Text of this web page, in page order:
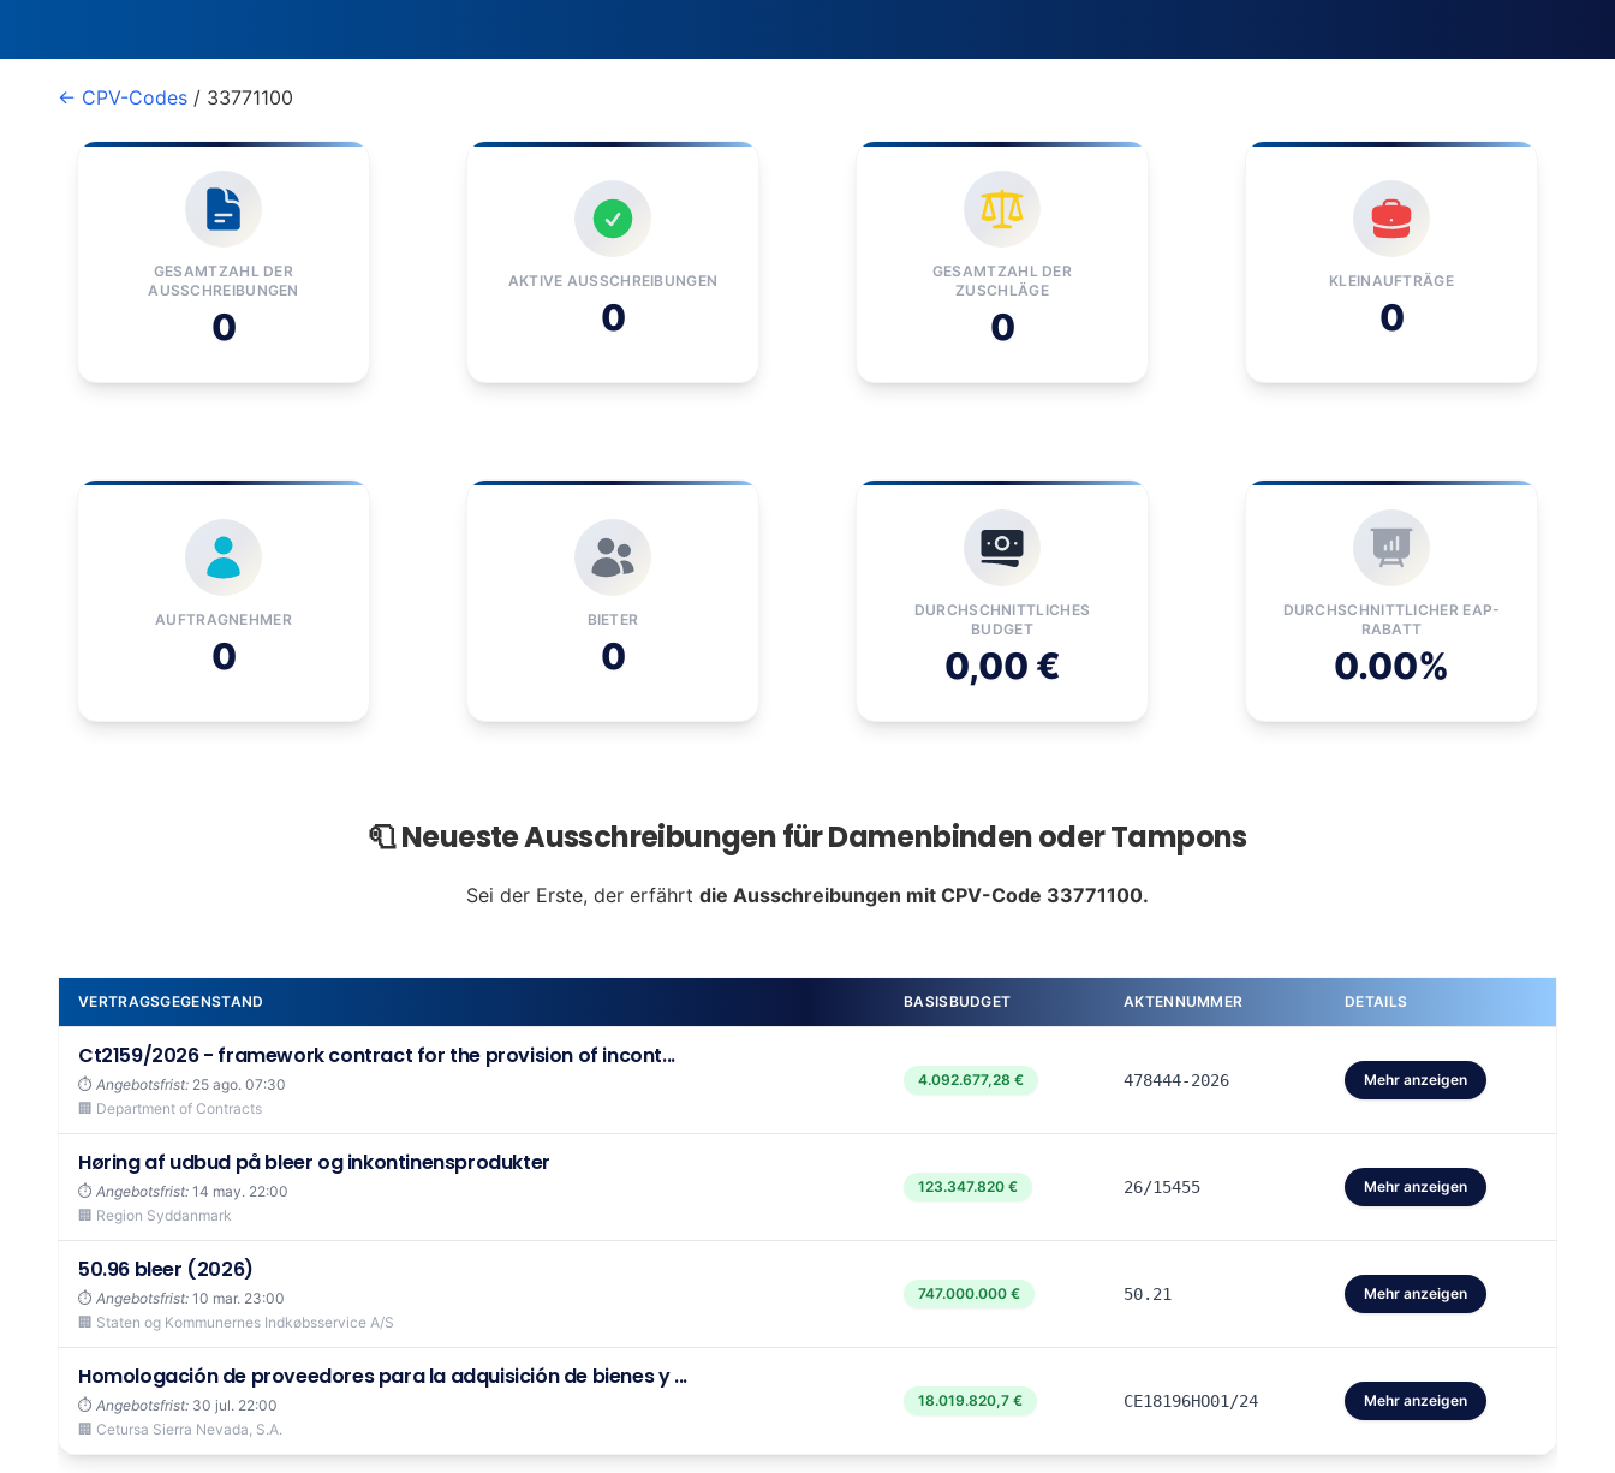
← CPV-Codes / 33771100
GESAMTZAHL DER
AUSSCHREIBUNGEN
0
AKTIVE AUSSCHREIBUNGEN
0
GESAMTZAHL DER
ZUSCHLÄGE
0
KLEINAUFTRÄGE
0
AUFTRAGNEHMER
0
BIETER
0
DURCHSCHNITTLICHES
BUDGET
0,00 €
DURCHSCHNITTLICHER EAP-
RABATT
0.00%
🧻 Neueste Ausschreibungen für Damenbinden oder Tampons
Sei der Erste, der erfährt die Ausschreibungen mit CPV-Code 33771100.
VERTRAGSGEGENSTAND BASISBUDGET AKTENNUMMER DETAILS
Ct2159/2026 - framework contract for the provision of incont...
⏱️ Angebotsfrist: 25 ago. 07:30
🏢 Department of Contracts
4.092.677,28 € 478444-2026 Mehr anzeigen
Høring af udbud på bleer og inkontinensprodukter
⏱️ Angebotsfrist: 14 may. 22:00
🏢 Region Syddanmark
123.347.820 € 26/15455 Mehr anzeigen
50.96 bleer (2026)
⏱️ Angebotsfrist: 10 mar. 23:00
🏢 Staten og Kommunernes Indkøbsservice A/S
747.000.000 € 50.21 Mehr anzeigen
Homologación de proveedores para la adquisición de bienes y ...
⏱️ Angebotsfrist: 30 jul. 22:00
🏢 Cetursa Sierra Nevada, S.A.
18.019.820,7 € CE18196HO01/24 Mehr anzeigen